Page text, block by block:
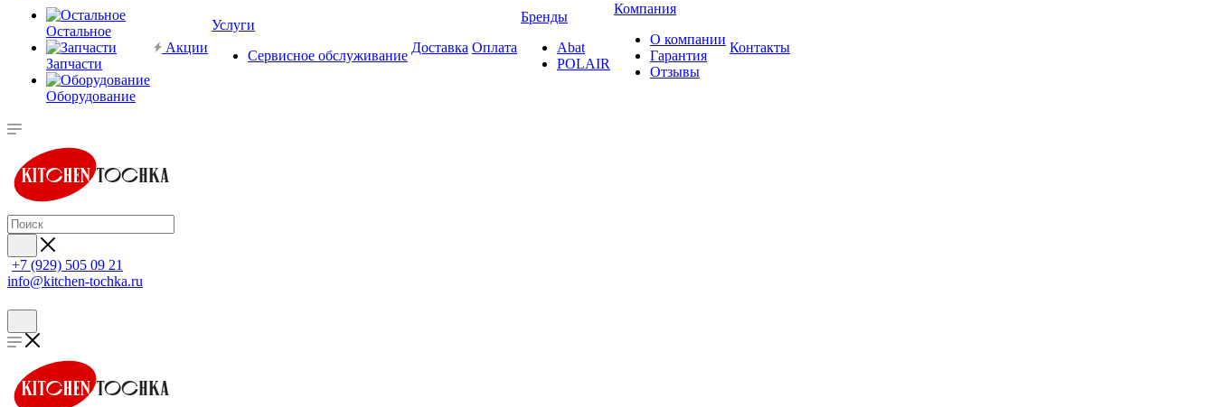
Остальное
Запчасти
Оборудование
Акции
Услуги
Сервисное обслуживание
Доставка Оплата
Бренды
Abat
POLAIR
Компания
О компании
Гарантия
Отзывы
Контакты
+7 (929) 505 09 21
info@kitchen-tochka.ru